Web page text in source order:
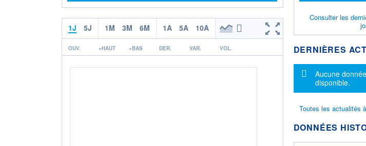
1J 5J 1M 3M 6M 1A 5A 10A
OUV. +HAUT +BAS DER. VAR. VOL.
Consulter les
DERNIÈRES
Message
Aucune
disponible.
Toutes les actualités
DONNÉES